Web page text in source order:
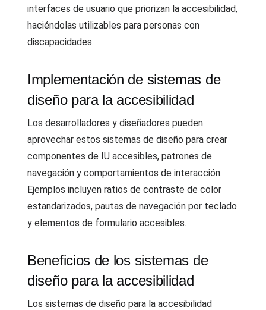
interfaces de usuario que priorizan la accesibilidad,
haciéndolas utilizables para personas con
discapacidades.
Implementación de sistemas de
diseño para la accesibilidad
Los desarrolladores y diseñadores pueden
aprovechar estos sistemas de diseño para crear
componentes de IU accesibles, patrones de
navegación y comportamientos de interacción.
Ejemplos incluyen ratios de contraste de color
estandarizados, pautas de navegación por teclado
y elementos de formulario accesibles.
Beneficios de los sistemas de
diseño para la accesibilidad
Los sistemas de diseño para la accesibilidad